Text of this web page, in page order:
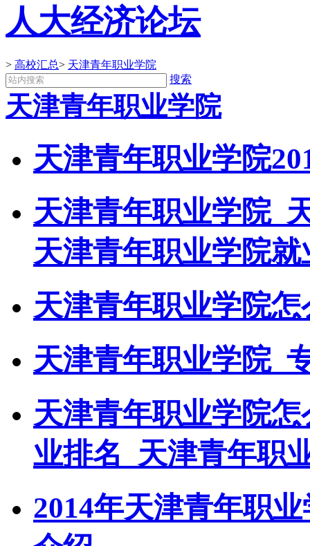
人大经济论坛
> 高校汇总> 天津青年职业学院
搜索
天津青年职业学院
天津青年职业学院
天津青年职业学院_
天津青年职业学院就
天津青年职业学院
天津青年职业学院_
天津青年职业学院
业排名_天津青年职
2014年天津青年职